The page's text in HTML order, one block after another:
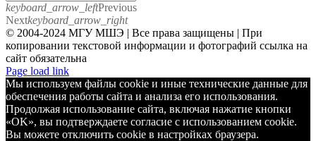
keyboard_arrow_leftPrevious
Nextkeyboard_arrow_right
© 2004-2024 МГУ МШЭ | Все права защищены | При
копировании текстовой информации и фотографий ссылка на
сайт обязательна
Telegram
Page load link
Мы используем файлы cookie и иные технические данные для
обеспечения работы сайта и анализа его использования.
Продолжая использование сайта, включая нажатие кнопки
«OK», вы подтверждаете согласие с использованием cookie.
Вы можете отключить cookie в настройках браузера.